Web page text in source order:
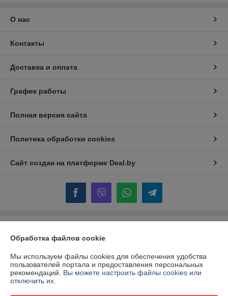
О нас
Контакты
Доставка и оплата
График работы
Полная версия сайта
Политика обработки cookies
Сайт создан на платформе Deal.by
220117, РБ, г. Минск, пр-т Газеты Звязда, д. 47, помещение № 306
Регистрационный номер ЕГР: 192266040
Обработка файлов cookie
Мы используем файлы cookies для обеспечения удобства
пользователей портала и предоставления персональных
рекомендаций. Вы можете настроить файлы cookies или
отключить их.